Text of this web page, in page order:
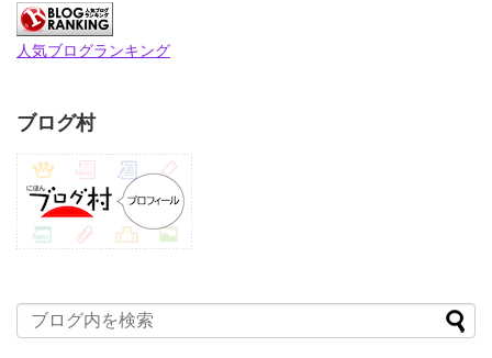
人気ブログランキング
ブログ村